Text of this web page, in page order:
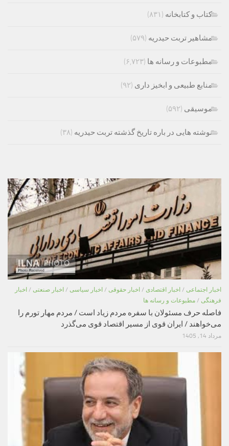
کتاب و کتابخانه (۸۳۱)
مشاهیر تربت حیدریه (۵۷۹)
مطبوعات و رسانه ها (۶,۷۲۳)
منابع طبیعی و ابخیز داری (۹۲)
موسیقی (۵۹۲)
نوشته هایی در باره تاریخ گذشته تربت حیدریه (۳۸)
اخبار اجتماعی / اخبار اقتصادی / اخبار حقوقی / اخبار سیاسی / اخبار صنعتی / اخبار
فرهنگی / مطبوعات و رسانه ها
فاصله حرف مسئولان با سفره مردم زیاد است / مردم مهار تورم را
می‌خواهند / ایران قوی از مسیر اقتصاد قوی می‌گذرد
مرداد 14, 1405